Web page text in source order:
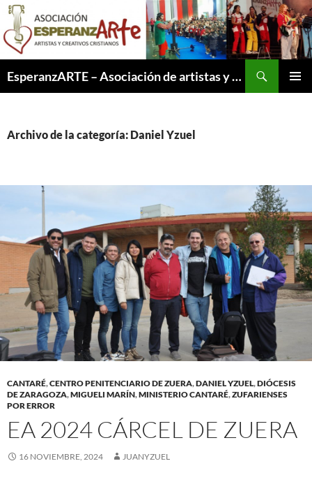
Saltar
contenido
EsperanzARTE – Asociación de artistas y creativos cristianos
Archivo de la categoría: Daniel Yzuel
CANTARÉ,CENTRO PENITENCIARIO DE ZUERA,DANIEL YZUEL,DIÓCESIS
DE ZARAGOZA,MIGUELI MARÍN,MINISTERIO CANTARÉ,ZUFARIENSES
POR ERROR
EA 2024 CÁRCEL DE ZUERA
16 NOVIEMBRE, 2024 JUANYZUEL